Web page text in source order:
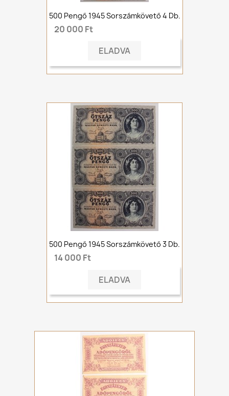
500 Pengő 1945 Sorszámkövető 4 Db.
20 000 Ft
ELADVA
500 Pengő 1945 Sorszámkövető 3 Db.
14 000 Ft
ELADVA